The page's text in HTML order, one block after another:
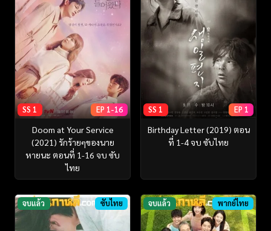
SS 1 EP 1-16
Doom at Your Service
(2021) รักร้ายๆของนาย
หายนะ ตอนที่ 1-16 จบ ซับ
ไทย
SS 1 EP 1
Birthday Letter (2019) ตอน
ที่ 1-4 จบ ซับไทย
จบแล้ว ซับไทย จบแล้ว พากย์ไทย